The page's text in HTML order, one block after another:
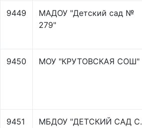
9449
МАДОУ "Детский сад №
279"
9450 МОУ "КРУТОВСКАЯ СОШ"
9451
МБДОУ "ДЕТСКИЙ САД С.